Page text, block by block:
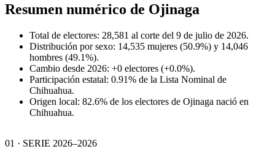
Resumen numérico de Ojinaga
Total de electores: 28,581 al corte del 9 de julio de 2026.
Distribución por sexo: 14,535 mujeres (50.9%) y 14,046
hombres (49.1%).
Cambio desde 2026: +0 electores (+0.0%).
Participación estatal: 0.91% de la Lista Nominal de
Chihuahua.
Origen local: 82.6% de los electores de Ojinaga nació en
Chihuahua.
01 · SERIE 2026–2026